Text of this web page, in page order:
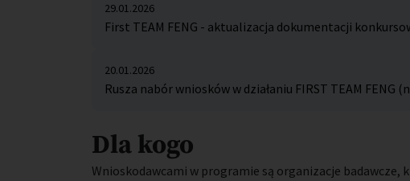
29.01.2026
First TEAM FENG - aktualizacja dokumentacji
20.01.2026
Rusza nabór wniosków w działaniu FIRST TEAM FENG
Dla kogo
Wnioskodawcami w programie są organizacje badawcze,